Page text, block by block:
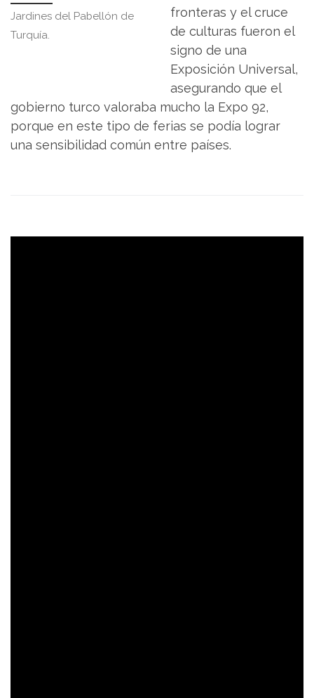
Jardines del Pabellón de
Turquía.
fronteras y el cruce
de culturas fueron el
signo de una
Exposición Universal,
asegurando que el
gobierno turco valoraba mucho la Expo 92,
porque en este tipo de ferias se podía lograr
una sensibilidad común entre países.